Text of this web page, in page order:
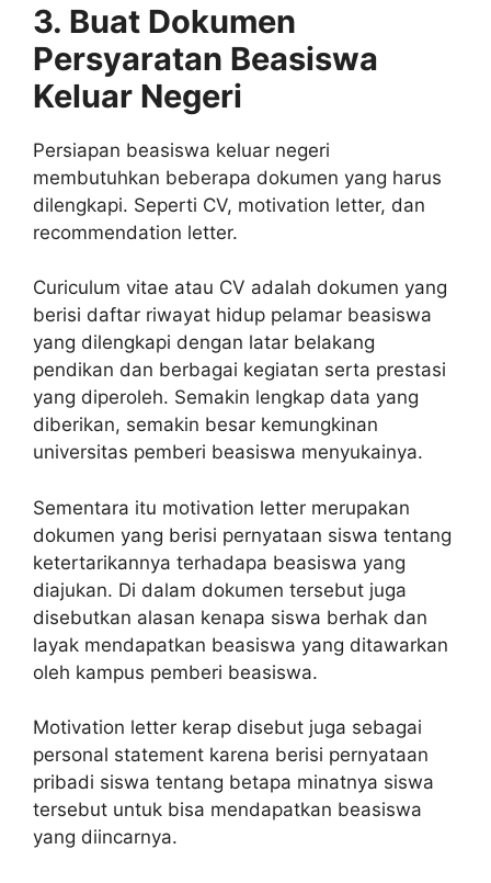
3. Buat Dokumen
Persyaratan Beasiswa
Keluar Negeri
Persiapan beasiswa keluar negeri
membutuhkan beberapa dokumen yang harus
dilengkapi. Seperti CV, motivation letter, dan
recommendation letter.
Curiculum vitae atau CV adalah dokumen yang
berisi daftar riwayat hidup pelamar beasiswa
yang dilengkapi dengan latar belakang
pendikan dan berbagai kegiatan serta prestasi
yang diperoleh. Semakin lengkap data yang
diberikan, semakin besar kemungkinan
universitas pemberi beasiswa menyukainya.
Sementara itu motivation letter merupakan
dokumen yang berisi pernyataan siswa tentang
ketertarikannya terhadapa beasiswa yang
diajukan. Di dalam dokumen tersebut juga
disebutkan alasan kenapa siswa berhak dan
layak mendapatkan beasiswa yang ditawarkan
oleh kampus pemberi beasiswa.
Motivation letter kerap disebut juga sebagai
personal statement karena berisi pernyataan
pribadi siswa tentang betapa minatnya siswa
tersebut untuk bisa mendapatkan beasiswa
yang diincarnya.